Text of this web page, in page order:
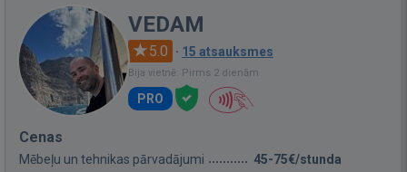
VEDAM
5.0 · 15 atsauksmes
Bija vietnē: Pirms 2 dienām
PRO
Cenas
Mēbeļu un tehnikas pārvadājumi 45-75€/stunda